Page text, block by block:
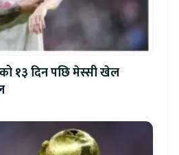
१३ दिन पछि मेस्सी खेल